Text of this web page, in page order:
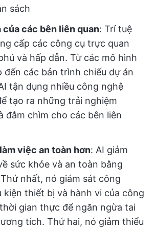
sách
của các bên liên quan: Trí tuệ
cấp các công cụ trực quan
và hấp dẫn. Từ các mô hình
đến các bản trình chiếu dự án
tận dụng nhiều công nghệ
tạo ra những trải nghiệm
đắm chìm cho các bên liên
việc an toàn hơn: AI giảm
sức khỏe và an toàn bằng
nhất, nó giám sát công
kiện thiết bị và hành vi của công
gian thực để ngăn ngừa tai
tích. Thứ hai, nó giảm thiểu